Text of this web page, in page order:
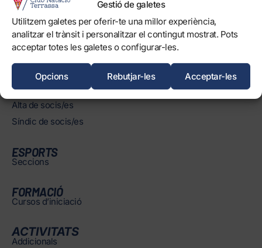
Gestió de galetes
Utilitzem galetes per oferir-te una millor experiència,
analitzar el trànsit i personalitzar el contingut mostrat. Pots
acceptar totes les galetes o configurar-les.
Acceptar-les
Rebutjar-les
Opcions
Piscines
Normatives
SOCIS/ES
Àrea de socis/es
Alta de socis/es
Síndic de socis/es
ESPORTS
Seccions
FORMACIÓ
Cursos d’iniciació
ACTIVITATS
Addicionals